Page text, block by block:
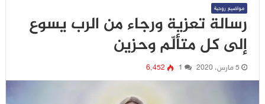
مواضيع روحية
رسالة تعزية ورجاء من الرب يسوع
إلى كل متألّم وحزين
5 مارس، 2020 1 6٬452